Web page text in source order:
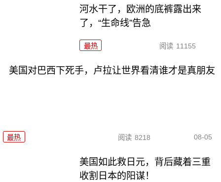
河水干了，欧洲的底裤露出来
了，“生命线”告急
最热 阅读 11155
美国对巴西下死手，卢拉让世界看清谁才是真朋友
最热 阅读 8218 08-05
美国如此救日元，背后藏着三重
收割日本的阳谋！